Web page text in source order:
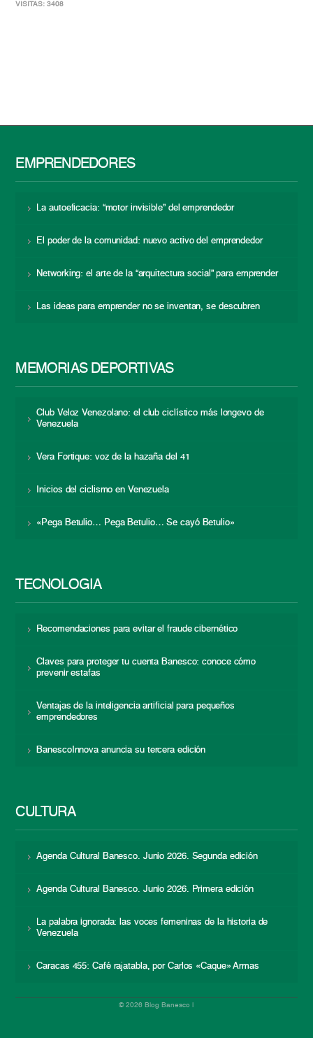
VISITAS: 3408
EMPRENDEDORES
La autoeficacia: “motor invisible” del emprendedor
El poder de la comunidad: nuevo activo del emprendedor
Networking: el arte de la “arquitectura social” para emprender
Las ideas para emprender no se inventan, se descubren
MEMORIAS DEPORTIVAS
Club Veloz Venezolano: el club ciclístico más longevo de
Venezuela
Vera Fortique: voz de la hazaña del 41
Inicios del ciclismo en Venezuela
«Pega Betulio… Pega Betulio… Se cayó Betulio»
TECNOLOGÍA
Recomendaciones para evitar el fraude cibernético
Claves para proteger tu cuenta Banesco: conoce cómo
prevenir estafas
Ventajas de la inteligencia artificial para pequeños
emprendedores
BanescoInnova anuncia su tercera edición
CULTURA
Agenda Cultural Banesco. Junio 2026. Segunda edición
Agenda Cultural Banesco. Junio 2026. Primera edición
La palabra ignorada: las voces femeninas de la historia de
Venezuela
Caracas 455: Café rajatabla, por Carlos «Caque» Armas
© 2026 Blog Banesco |